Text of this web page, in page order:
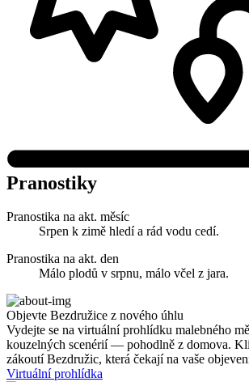
Pranostiky
Pranostika na akt. měsíc
Srpen k zimě hledí a rád vodu cedí.
Pranostika na akt. den
Málo plodů v srpnu, málo včel z jara.
Objevte Bezdružice z nového úhlu
Vydejte se na virtuální prohlídku malebného
kouzelných scenérií — pohodlně z domova.
zákoutí Bezdružic, která čekají na vaše
Virtuální prohlídka